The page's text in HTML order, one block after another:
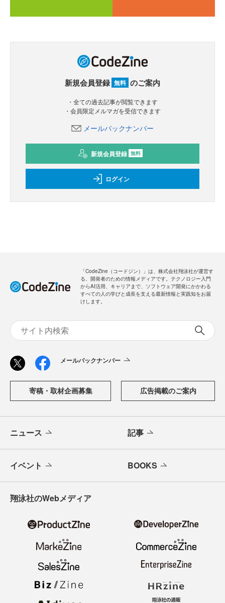
新規会員登録 無料 のご案内
・全ての過去記事が閲覧できます
・会員限定メルマガを受信できます
メールバックナンバー
新規会員登録 無料
ログイン
「CodeZine（コードジン）」は、株式会社翔泳社が運営す
る、開発者のための情報メディアです。テクノロジー入門
からAI活用、キャリアまで、ソフトウェア開発にかかわる
すべての人の学びと成長を支える最新情報と実践知をお届
けします。
メールバックナンバー
寄稿・取材企画募集 広告掲載のご案内
ニュース 記事
イベント BOOKS
翔泳社のWebメディア